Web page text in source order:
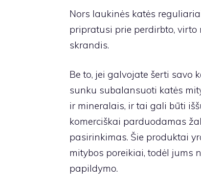
Nors laukinės katės
pripratusi prie perdirbto,
skrandis.
Be to, jei galvojate šerti savo
sunku subalansuoti katės
ir mineralais, ir tai gali būti
komerciškai parduodamas
pasirinkimas. Šie produktai
mitybos poreikiai, todėl jums
papildymo.